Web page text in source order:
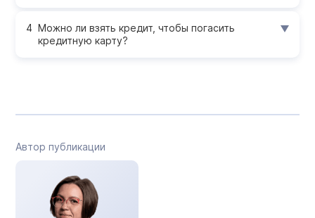
Можно ли взять кредит, чтобы погасить
кредитную карту?
Автор публикации